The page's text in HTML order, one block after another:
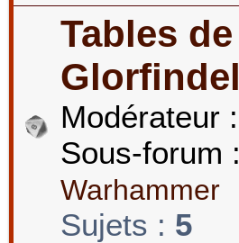
Tables de
Glorfindel
Modérateur :
Sous-forum :
Warhammer
Sujets : 5